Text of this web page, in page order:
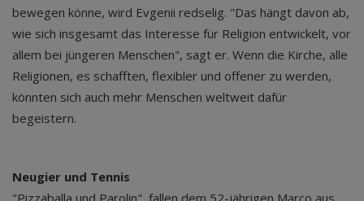
bewegen könne, wird Evgenii redselig. "Das hängt davon ab,
wie sich insgesamt das Interesse für Religion entwickelt, vor
allem bei jüngeren Menschen", sagt er. Wenn die Kirche, alle
Religionen, es schafften, flexibler und offener zu werden,
könnten sich auch mehr Menschen weltweit dafür
begeistern.
Neugier und Tennis
"Pizzaballa und Parolin", fallen dem 52-jährigen Marco aus